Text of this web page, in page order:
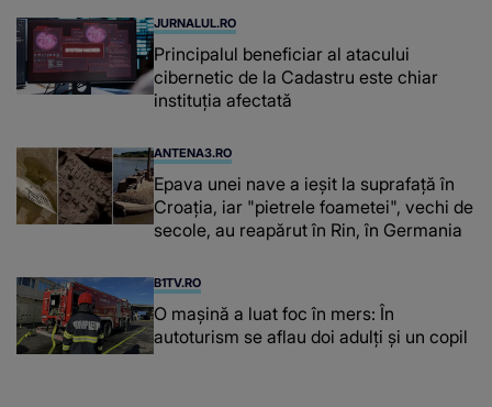
JURNALUL.RO
Principalul beneficiar al atacului
cibernetic de la Cadastru este chiar
instituţia afectată
ANTENA3.RO
Epava unei nave a ieșit la suprafață în
Croația, iar "pietrele foametei", vechi de
secole, au reapărut în Rin, în Germania
B1TV.RO
O maşină a luat foc în mers: În
autoturism se aflau doi adulți și un copil